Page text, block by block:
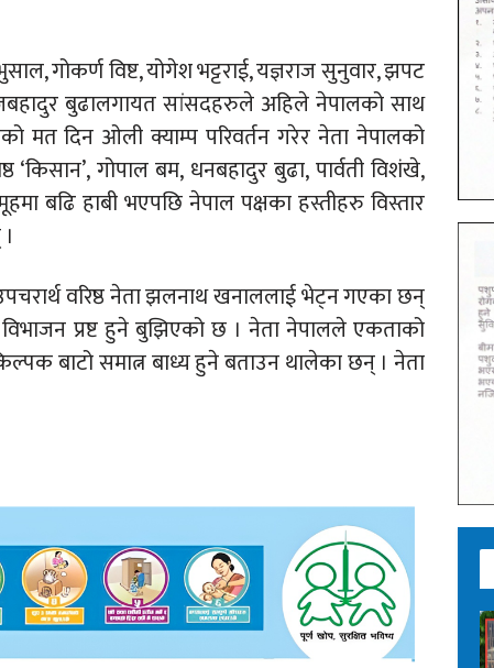
गोकर्ण विष्ट, योगेश भट्टराई, यज्ञराज सुनुवार, झपट
बुढालगायत सांसदहरुले अहिले नेपालको साथ
मत दिन ओली क्याम्प परिवर्तन गरेर नेता नेपालको
गोपाल बम, धनबहादुर बुढा, पार्वती विशंखे,
बढि हाबी भएपछि नेपाल पक्षका हस्तीहरु विस्तार
वरिष्ठ नेता झलनाथ खनाललाई भेट्न गएका छन्
प्रष्ट हुने बुझिएको छ । नेता नेपालले एकताको
बाटो समात्न बाध्य हुने बताउन थालेका छन् । नेता